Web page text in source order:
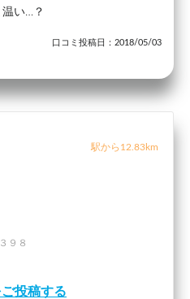
い…？
口コミ投稿日：2018/05/03
駅から12.83km
９８
投稿する